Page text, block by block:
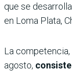
que se
en Loma Plata,
La
agosto,